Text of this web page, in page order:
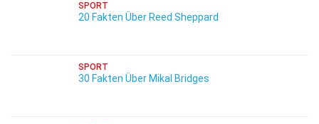
SPORT
20 Fakten Über Reed Sheppard
SPORT
30 Fakten Über Mikal Bridges